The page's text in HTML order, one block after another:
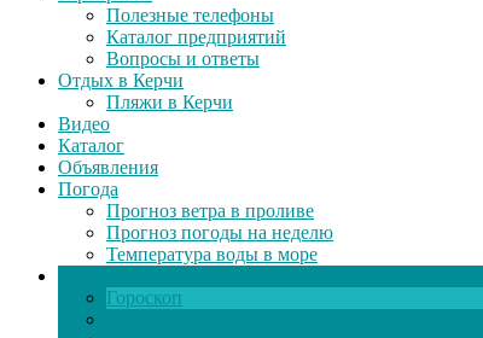
Полезные телефоны
Каталог предприятий
Вопросы и ответы
Отдых в Керчи
Пляжи в Керчи
Видео
Каталог
Объявления
Погода
Прогноз ветра в проливе
Прогноз погоды на неделю
Температура воды в море
Гороскоп